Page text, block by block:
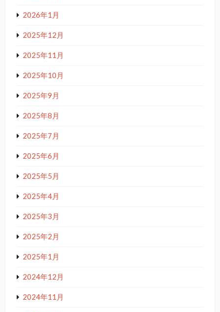
2026年1月
2025年12月
2025年11月
2025年10月
2025年9月
2025年8月
2025年7月
2025年6月
2025年5月
2025年4月
2025年3月
2025年2月
2025年1月
2024年12月
2024年11月